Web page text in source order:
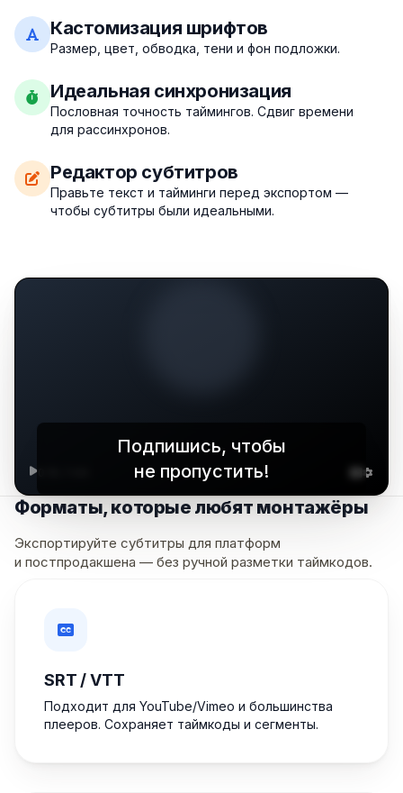
Кастомизация шрифтов
Размер, цвет, обводка, тени и фон подложки.
Идеальная синхронизация
Пословная точность таймингов. Сдвиг времени
для рассинхронов.
Редактор субтитров
Правьте текст и тайминги перед экспортом —
чтобы субтитры были идеальными.
Подпишись, чтобы
не пропустить!
Форматы, которые любят монтажёры
Экспортируйте субтитры для платформ
и постпродакшена — без ручной разметки таймкодов.
SRT / VTT
Подходит для YouTube/Vimeo и большинства
плееров. Сохраняет таймкоды и сегменты.